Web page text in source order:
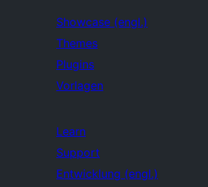
Showcase (engl.)
Themes
Plugins
Vorlagen
Learn
Support
Entwicklung (engl.)